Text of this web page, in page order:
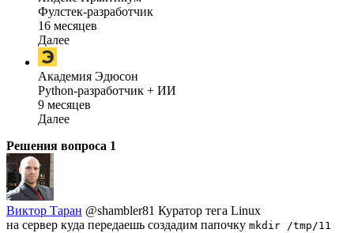
Фулстек-разработчик
16 месяцев
Далее
Академия Эдюсон
Python-разработчик + ИИ
9 месяцев
Далее
Решения вопроса 1
Виктор Таран @shambler81 Куратор тега Linux
на сервер куда передаешь создадим папочку mkdir /tmp/11